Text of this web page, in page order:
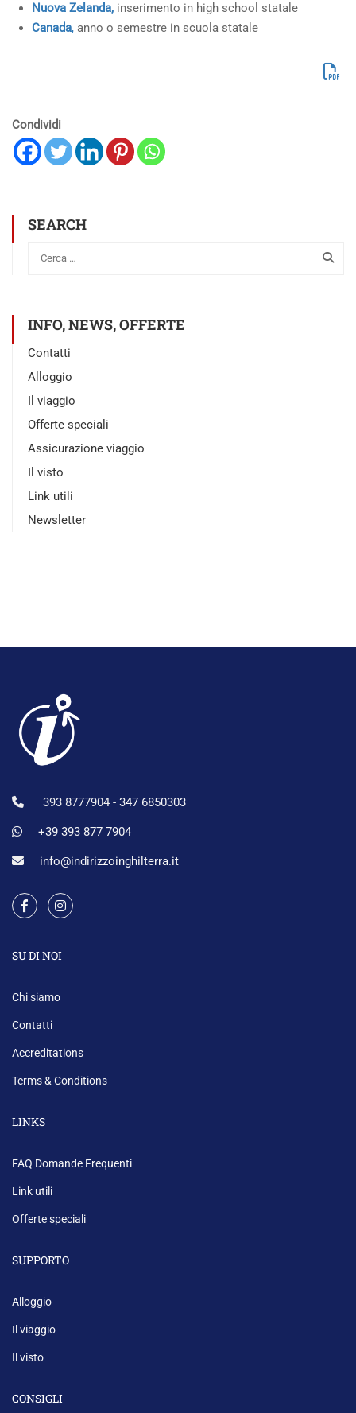
Nuova Zelanda, inserimento in high school statale
Canada, anno o semestre in scuola statale
Condividi
SEARCH
INFO, NEWS, OFFERTE
Contatti
Alloggio
Il viaggio
Offerte speciali
Assicurazione viaggio
Il visto
Link utili
Newsletter
393 8777904 - 347 6850303
+39 393 877 7904
info@indirizzoinghilterra.it
SU DI NOI
Chi siamo
Contatti
Accreditations
Terms & Conditions
LINKS
FAQ Domande Frequenti
Link utili
Offerte speciali
SUPPORTO
Alloggio
Il viaggio
Il visto
CONSIGLI